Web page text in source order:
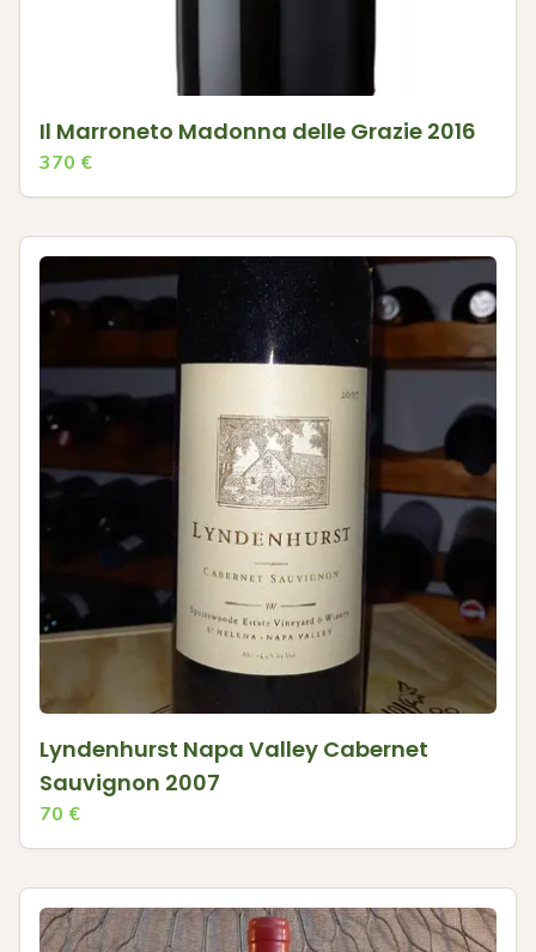
Il Marroneto Madonna delle Grazie 2016
370 €
Lyndenhurst Napa Valley Cabernet
Sauvignon 2007
70 €